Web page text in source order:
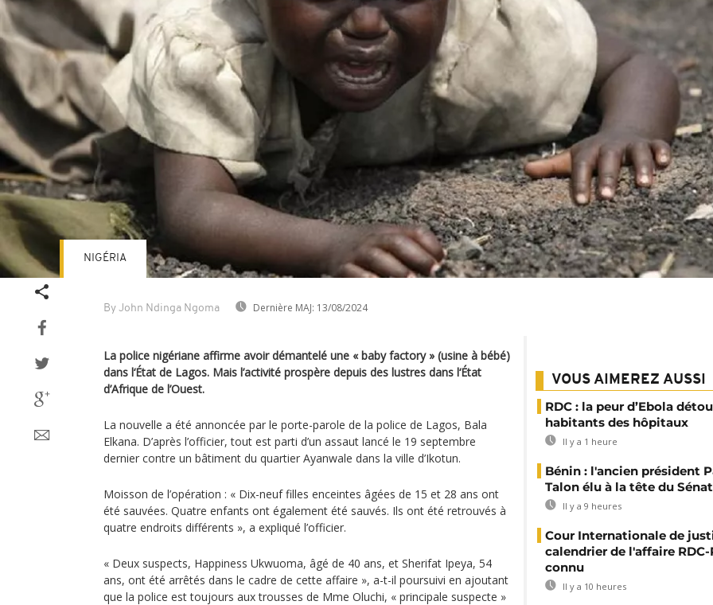
By John Ndinga Ngoma Dernière MAJ: 13/08/2024
NIGÉRIA
La police nigériane affirme avoir démantelé une « baby factory » (usine à bébé)
dans l‘État de Lagos. Mais l’activité prospère depuis des lustres dans l‘État
d’Afrique de l’Ouest.
La nouvelle a été annoncée par le porte-parole de la police de Lagos, Bala
Elkana. D’après l’officier, tout est parti d’un assaut lancé le 19 septembre
dernier contre un bâtiment du quartier Ayanwale dans la ville d’Ikotun.
Moisson de l’opération : « Dix-neuf filles enceintes âgées de 15 et 28 ans ont
été sauvées. Quatre enfants ont également été sauvés. Ils ont été retrouvés à
quatre endroits différents », a expliqué l’officier.
« Deux suspects, Happiness Ukwuoma, âgé de 40 ans, et Sherifat Ipeya, 54
ans, ont été arrêtés dans le cadre de cette affaire », a-t-il poursuivi en ajoutant
que la police est toujours aux trousses de Mme Oluchi, « principale suspecte »
VOUS AIMEREZ AUSSI
RDC : la peur d’Ebola
habitants des hôpitaux
Il y a 1 heure
Bénin : l'ancien président
Talon élu à la tête du Sénat
Il y a 9 heures
Cour Internationale de
calendrier de l'affaire
connu
Il y a 10 heures